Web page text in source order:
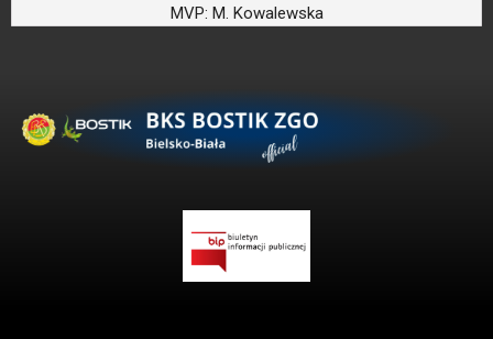
MVP: M. Kowalewska